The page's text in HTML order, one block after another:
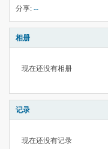
分享: --
相册
现在还没有相册
记录
现在还没有记录